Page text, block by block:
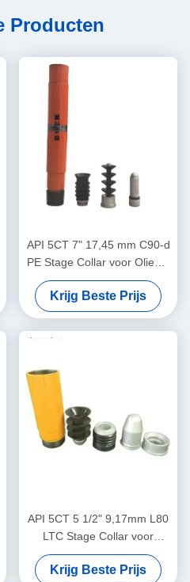
Producten
API 5CT 7" 17,45 mm C90-d
PE Stage Collar voor Olieput
Cementeren
Krijg Beste Prijs
API 5CT 5 1/2" 9,17mm L80
LTC Stage Collar voor
olieput cementering
Krijg Beste Prijs